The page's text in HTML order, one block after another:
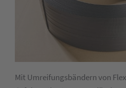
Mit Umreifungsbändern von